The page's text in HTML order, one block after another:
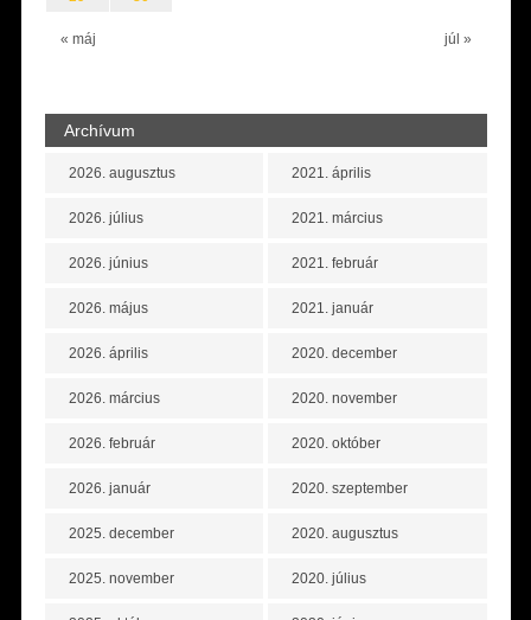
« máj júl »
Archívum
2026. augusztus
2026. július
2026. június
2026. május
2026. április
2026. március
2026. február
2026. január
2025. december
2025. november
2021. április
2021. március
2021. február
2021. január
2020. december
2020. november
2020. október
2020. szeptember
2020. augusztus
2020. július